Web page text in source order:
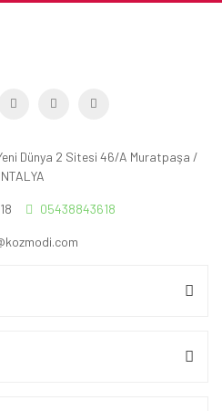
Dünya 2 Sitesi 46/A Muratpaşa /
05438843618